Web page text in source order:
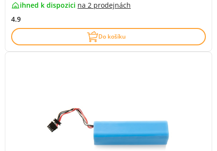
ihned k dispozici na 2 prodejnách
4.9
Do košíku